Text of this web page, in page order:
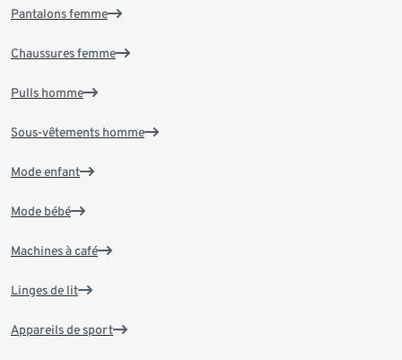
Pantalons femme
Chaussures femme
Pulls homme
Sous-vêtements homme
Mode enfant
Mode bébé
Machines à café
Linges de lit
Appareils de sport